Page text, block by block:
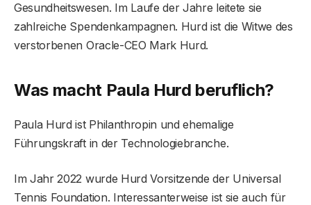
Gesundheitswesen. Im Laufe der Jahre leitete sie
zahlreiche Spendenkampagnen. Hurd ist die Witwe des
verstorbenen Oracle-CEO Mark Hurd.
Was macht Paula Hurd beruflich?
Paula Hurd ist Philanthropin und ehemalige
Führungskraft in der Technologiebranche.
Im Jahr 2022 wurde Hurd Vorsitzende der Universal
Tennis Foundation. Interessanterweise ist sie auch für